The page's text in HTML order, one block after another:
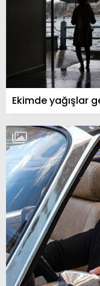
Ekimde yağışlar